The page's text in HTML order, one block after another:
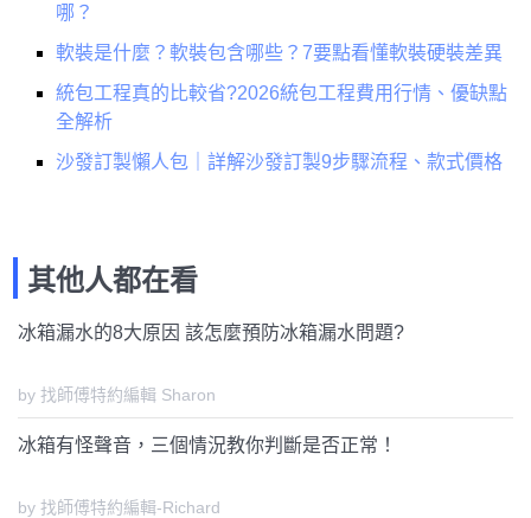
哪？
軟裝是什麼？軟裝包含哪些？7要點看懂軟裝硬裝差異
統包工程真的比較省?2026統包工程費用行情、優缺點
全解析
沙發訂製懶人包｜詳解沙發訂製9步驟流程、款式價格
其他人都在看
冰箱漏水的8大原因 該怎麼預防冰箱漏水問題?
by 找師傅特約編輯 Sharon
冰箱有怪聲音，三個情況教你判斷是否正常！
by 找師傅特約編輯-Richard